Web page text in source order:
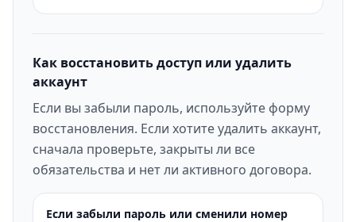
Как восстановить доступ или удалить
аккаунт
Если вы забыли пароль, используйте форму
восстановления. Если хотите удалить аккаунт,
сначала проверьте, закрыты ли все
обязательства и нет ли активного договора.
Если забыли пароль или сменили номер